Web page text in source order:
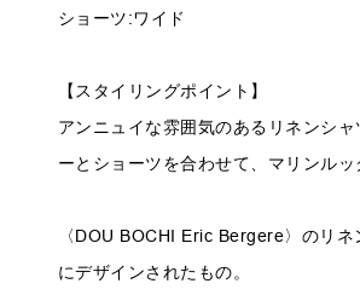
ショーツ:ワイド
【スタイリングポイント】
アンニュイな雰囲気のあるリネンシ
ーとショーツを合わせて、マリンル
〈DOU BOCHI Eric Bergere〉のリ
にデザインされたもの。